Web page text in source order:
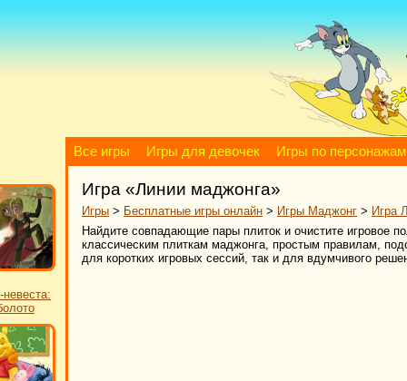
Все игры Игры для девочек Игры по персонажам
Игра «Линии маджонга»
Игры > Бесплатные игры онлайн > Игры Маджонг > Игра
Найдите совпадающие пары плиток и очистите игровое
классическим плиткам маджонга, простым правилам,
для коротких игровых сессий, так и для вдумчивого